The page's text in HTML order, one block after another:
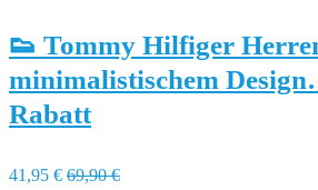
👟 Tommy Hilfiger
minimalistischem
Rabatt
41,95 € 69,90 €